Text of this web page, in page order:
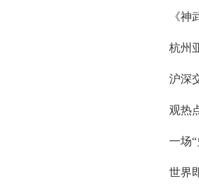
《
杭州
沪深
观热
一场
世界